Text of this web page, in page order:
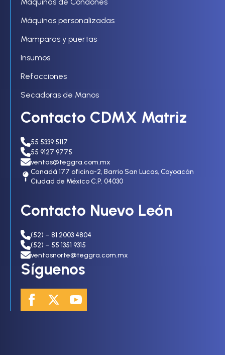
Máquinas de Condones
Máquinas personalizadas
Mamparas y puertas
Insumos
Refacciones
Secadoras de Manos
Contacto CDMX Matriz
55 5339 5117
55 9127 9775
ventas@teggra.com.mx
Canadá 177 oficina-2, Barrio San Lucas, Coyoacán
Ciudad de México C.P. 04030
Contacto Nuevo León
(52) – 81 2003 4804
(52) – 55 1351 9315
ventasnorte@teggra.com.mx
Síguenos